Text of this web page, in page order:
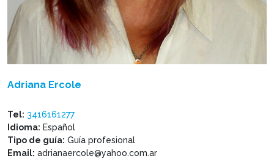
Adriana Ercole
Tel: 3416161277
Idioma: Español
Tipo de guía: Guía profesional
Email: adrianaercole@yahoo.com.ar